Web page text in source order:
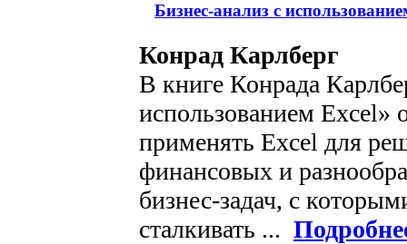
Бизнес-анализ с
Конрад Карлберг
В книге Конрада
использованием Excel»
применять Excel для
финансовых и
бизнес-задач, с
сталкивать ...